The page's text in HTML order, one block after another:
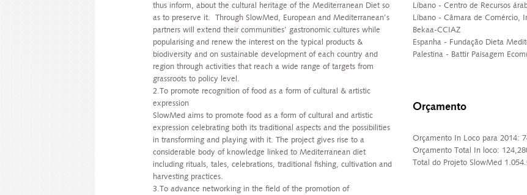
thus inform, about the cultural heritage of the Mediterranean Diet so
as to preserve it. Through SlowMed, European and Mediterranean’s
partners will extend their communities’ gastronomic cultures while
popularising and renew the interest on the typical products &
biodiversity and on sustainable development of each country and
region through activities that reach a wide range of targets from
grassroots to policy level.
2.To promote recognition of food as a form of cultural & artistic
expression
SlowMed aims to promote food as a form of cultural and artistic
expression celebrating both its traditional aspects and the possibilities
in transforming and playing with it. The project gives rise to a
considerable body of knowledge linked to Mediterranean diet
including rituals, tales, celebrations, traditional fishing, cultivation and
harvesting practices.
3.To advance networking in the field of the promotion of
Líbano - Centro de Recursos
Líbano - Câmara de Comércio,
Bekaa-CCIAZ
Espanha - Fundação Dieta
Palestina - Battir Paisagem
Orçamento
Orçamento In Loco para 2014:
Orçamento Total In loco:
Total do Projeto SlowMed